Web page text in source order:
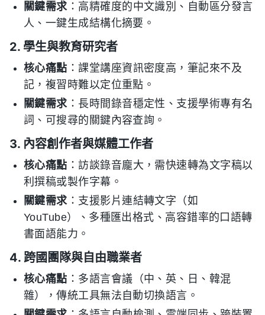
關鍵需求：高精確度的中文識別、自動區分發言
人、一鍵生成結構化摘要。
2. 學生與教育研究者
核心痛點 ：課堂講座資訊密度高，筆記來不及
記，複習時難以定位重點。
關鍵需求：長時間錄音穩定性、支援學術專有名
詞、可搜尋的關鍵內容查詢。
3. 內容創作者與媒體工作者
核心痛點 ：訪談錄音龐大，需快速轉為文字稿以
利撰稿或製作字幕。
關鍵需求：支援影片連結轉文字（如
YouTube）、多種匯出格式、高容錯率的口語轉
書面語能力。
4. 跨國團隊與自由職業者
核心痛點 ：多語言會議（中、英、日、韓混
雜），傳統工具無法自動切換語言。